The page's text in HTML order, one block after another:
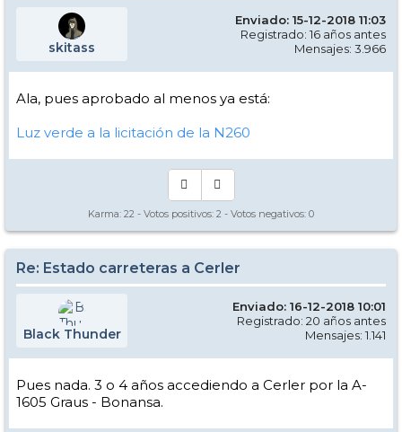
skitass
Enviado: 15-12-2018 11:03
Registrado: 16 años antes
Mensajes: 3.966
Ala, pues aprobado al menos ya está:
Luz verde a la licitación de la N260
Karma: 22 - Votos positivos: 2 - Votos negativos: 0
Re: Estado carreteras a Cerler
Black Thunder
Enviado: 16-12-2018 10:01
Registrado: 20 años antes
Mensajes: 1.141
Pues nada. 3 o 4 años accediendo a Cerler por la A-
1605 Graus - Bonansa.